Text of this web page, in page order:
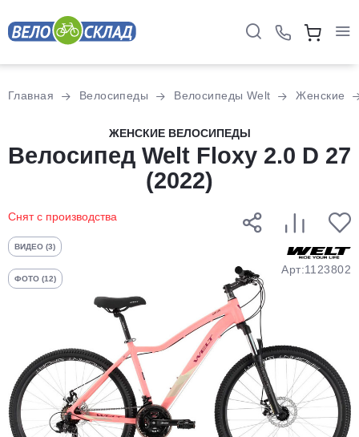
Главная Велосипеды Велосипеды Welt Женские
ЖЕНСКИЕ ВЕЛОСИПЕДЫ
Велосипед Welt Floxy 2.0 D 27
(2022)
Снят с производства
ВИДЕО (3)
ФОТО (12)
Арт:1123802
Разбейте
оплатуна части
без переплат
График платежей
Добавляйте товары
в корзину